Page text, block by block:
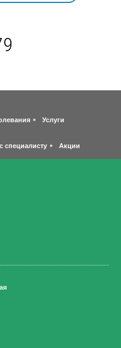
Услуги
специалисту Акции